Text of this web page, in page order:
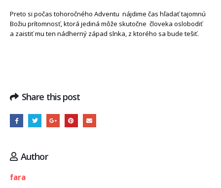
Preto si počas tohoročného Adventu nájdime čas hľadať tajomnú
Božiu prítomnosť, ktorá jediná môže skutočne človeka oslobodiť
a zaistiť mu ten nádherný západ slnka, z ktorého sa bude tešiť.
Share this post
Author
fara